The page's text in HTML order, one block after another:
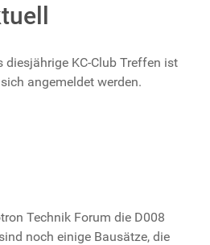
diesjährige KC-Club Treffen ist
angemeldet werden.
Technik Forum die D008
noch einige Bausätze, die